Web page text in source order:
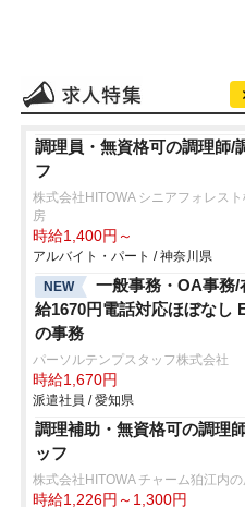
調理員・無資格可の調理師/
フ
株式会社HITOWA シニアフォレス
房
時給1,400円～
アルバイト・パート / 神奈川県
NEW
一般事務・OA事務/
給1670円電話対応ほぼなし
の事務
パーソルテンプスタッフ株式会社
時給1,670円
派遣社員 / 愛知県
調理補助・無資格可の調理
ッフ
株式会社HITOWA チャーム狛江内
時給1,226円～1,300円